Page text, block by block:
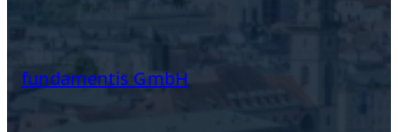
fundamentis GmbH